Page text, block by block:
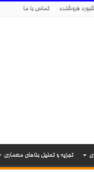
فروشنده تماس با ما
تجزیه و تحلیل بناهای معماری